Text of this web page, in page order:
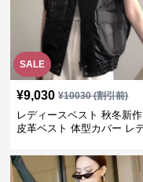
SALE
¥9,030 ¥10030(割引前)
レディースベスト 秋冬新
皮革ベスト 体型カバー レ